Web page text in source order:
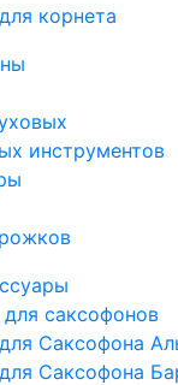
корнета
инструментов
саксофонов
Саксофона
Саксофона